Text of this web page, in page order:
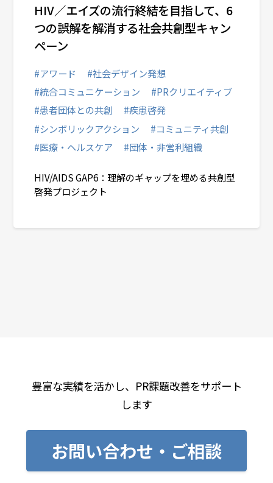
HIV/AIDS GAP6：理解のギャップを埋める共創型
啓発プロジェクト
#アワード
#社会デザイン発想
#統合コミュニケーション
#PRクリエイティブ
#患者団体との共創
#疾患啓発
#シンボリックアクション
#コミュニティ共創
#医療・ヘルスケア
#団体・非営利組織
HIV／エイズの流行終結を目指して、6
つの誤解を解消する社会共創型キャン
ペーン
豊富な実績を活かし、PR課題改善をサポート
します
お問い合わせ・ご相談